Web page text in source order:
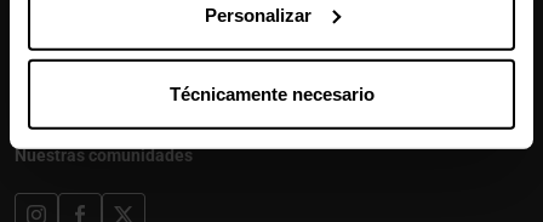
Personalizar
Técnicamente necesario
De lunes a viernes, de 10:00 a 13:00 y 14:00 a 18:00
info@caseking.es
Nuestras comunidades